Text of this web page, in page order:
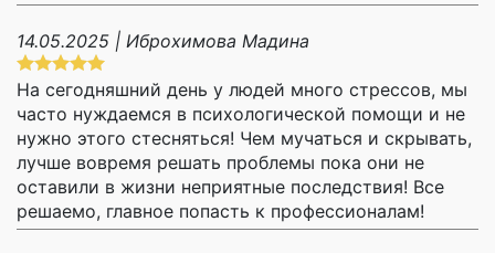
14.05.2025 | Иброхимова Мадина
На сегодняшний день у людей много стрессов, мы
часто нуждаемся в психологической помощи и не
нужно этого стесняться! Чем мучаться и скрывать,
лучше вовремя решать проблемы пока они не
оставили в жизни неприятные последствия! Все
решаемо, главное попасть к профессионалам!